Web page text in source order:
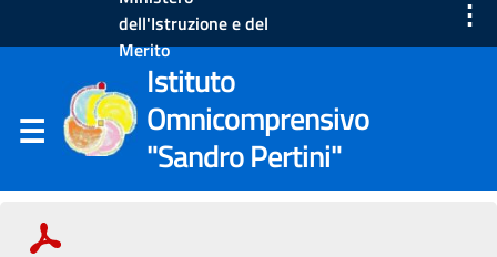
dell'Istruzione e del
Merito
⋮
Istituto
Omnicomprensivo
"Sandro Pertini"